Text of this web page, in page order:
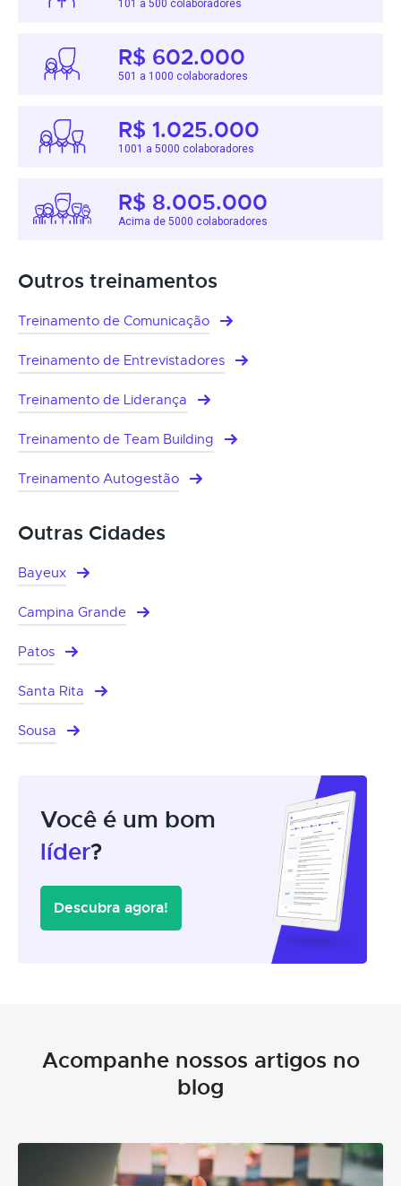
101 a 500 colaboradores
R$ 602.000
501 a 1000 colaboradores
R$ 1.025.000
1001 a 5000 colaboradores
R$ 8.005.000
Acima de 5000 colaboradores
Outros treinamentos
Treinamento de Comunicação
Treinamento de Entrevistadores
Treinamento de Liderança
Treinamento de Team Building
Treinamento Autogestão
Outras Cidades
Bayeux
Campina Grande
Patos
Santa Rita
Sousa
Você é um bom
líder?
Descubra agora!
Acompanhe nossos artigos no
blog